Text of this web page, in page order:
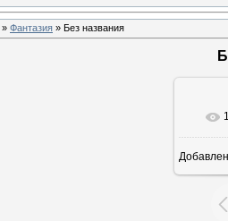
» Фантазия » Без названия